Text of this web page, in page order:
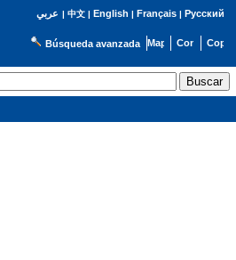
عربي | 中文| English | Français| Русский
Búsqueda avanzada